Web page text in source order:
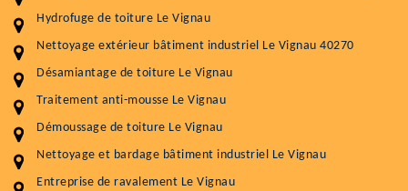
Hydrofuge de toiture Le Vignau
Nettoyage extérieur bâtiment industriel Le Vignau 40270
Désamiantage de toiture Le Vignau
Traitement anti-mousse Le Vignau
Démoussage de toiture Le Vignau
Nettoyage et bardage bâtiment industriel Le Vignau
Entreprise de ravalement Le Vignau
Plus de 15 ans d'expérience en couverture et facade
Service
Nettoyageb toiture
Démoussage toiture
Traitement hydrofuge toiture
Prix au m²